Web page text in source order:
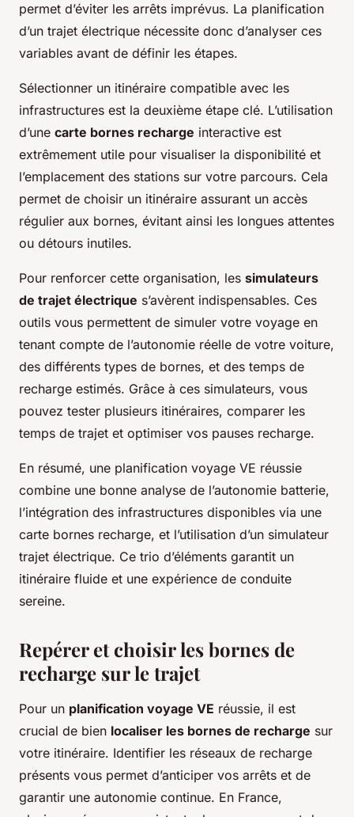
permet d’éviter les arrêts imprévus. La planification
d’un trajet électrique nécessite donc d’analyser ces
variables avant de définir les étapes.
Sélectionner un itinéraire compatible avec les
infrastructures est la deuxième étape clé. L’utilisation
d’une carte bornes recharge interactive est
extrêmement utile pour visualiser la disponibilité et
l’emplacement des stations sur votre parcours. Cela
permet de choisir un itinéraire assurant un accès
régulier aux bornes, évitant ainsi les longues attentes
ou détours inutiles.
Pour renforcer cette organisation, les simulateurs
de trajet électrique s’avèrent indispensables. Ces
outils vous permettent de simuler votre voyage en
tenant compte de l’autonomie réelle de votre voiture,
des différents types de bornes, et des temps de
recharge estimés. Grâce à ces simulateurs, vous
pouvez tester plusieurs itinéraires, comparer les
temps de trajet et optimiser vos pauses recharge.
En résumé, une planification voyage VE réussie
combine une bonne analyse de l’autonomie batterie,
l’intégration des infrastructures disponibles via une
carte bornes recharge, et l’utilisation d’un simulateur
trajet électrique. Ce trio d’éléments garantit un
itinéraire fluide et une expérience de conduite
sereine.
Repérer et choisir les bornes de
recharge sur le trajet
Pour un planification voyage VE réussie, il est
crucial de bien localiser les bornes de recharge sur
votre itinéraire. Identifier les réseaux de recharge
présents vous permet d’anticiper vos arrêts et de
garantir une autonomie continue. En France,